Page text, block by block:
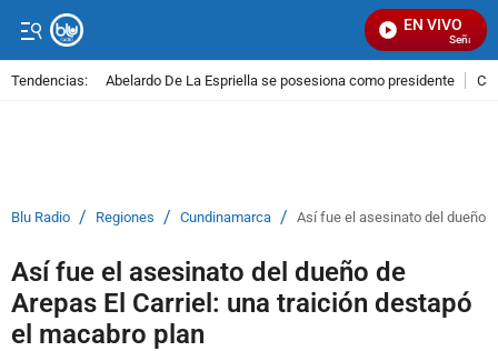
EN VIVO
Señal
Tendencias: Abelardo De La Espriella se posesiona como presidente
Blu Radio / Regiones / Cundinamarca / Así fue el asesinato del dueño
Así fue el asesinato del dueño de
Arepas El Carriel: una traición destapó
el macabro plan